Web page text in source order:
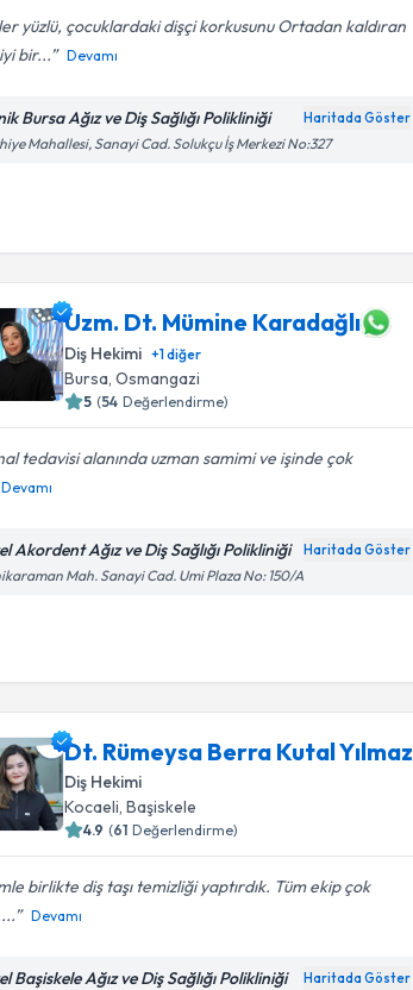
yüzlü, çocuklardaki dişçi korkusunu Ortadan kaldıran
bir...
Devamı
Bursa Ağız ve Diş Sağlığı Polikliniği Haritada Göster
Mahallesi, Sanayi Cad. Solukçu İş Merkezi No:327
Uzm. Dt. Mümine Karadağlı
Diş Hekimi +1diğer
Bursa , Osmangazi
5 (54 Değerlendirme)
tedavisi alanında uzman samimi ve işinde çok
Devamı
Akordent Ağız ve Diş Sağlığı Polikliniği Haritada Göster
Mah. Sanayi Cad. Umi Plaza No: 150/A
Dt. Rümeysa Berra Kutal Yılmaz
Diş Hekimi
Kocaeli, Başiskele
4.9 (61 Değerlendirme)
birlikte diş taşı temizliği yaptırdık. Tüm ekip çok
Devamı
Başiskele Ağız ve Diş Sağlığı Polikliniği Haritada Göster